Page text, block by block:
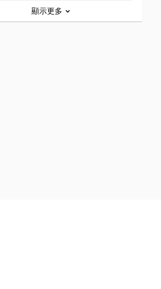
顯示更多